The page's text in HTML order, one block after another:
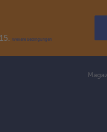
Weitere Bedingungen